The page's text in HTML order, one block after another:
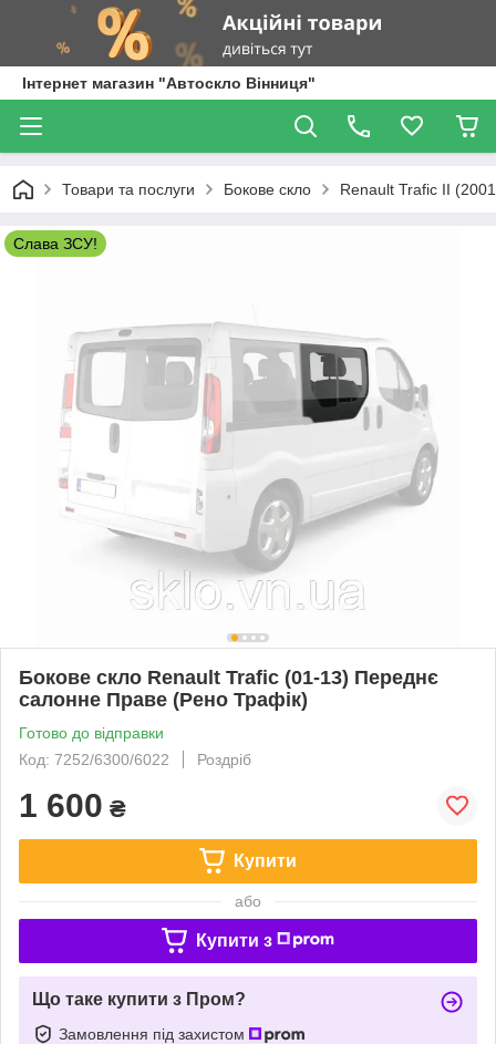
Інтернет магазин "Автоскло Вінниця"
Товари та послуги Бокове скло Renault Trafic II
Слава ЗСУ!
Бокове скло Renault Trafic (01-13) Переднє
салонне Праве (Рено Трафік)
Готово до відправки
Код: 7252/6300/6022
Роздріб
1 600 ₴
Купити
або
Купити з
Що таке купити з Пром?
Замовлення під захистом